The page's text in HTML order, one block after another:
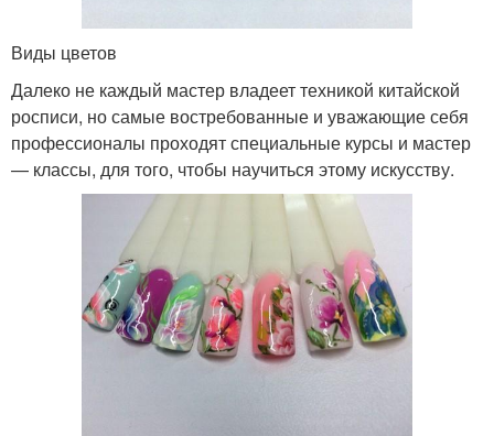
Виды цветов
Далеко не каждый мастер владеет техникой китайской
росписи, но самые востребованные и уважающие себя
профессионалы проходят специальные курсы и мастер
— классы, для того, чтобы научиться этому искусству.